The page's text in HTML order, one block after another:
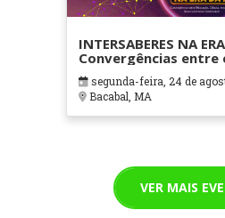
INTERSABERES NA
Convergências entre
ciência, inovação e
desenvolvimento
segunda-feira, 24 de
Bacabal, MA
VER MAIS